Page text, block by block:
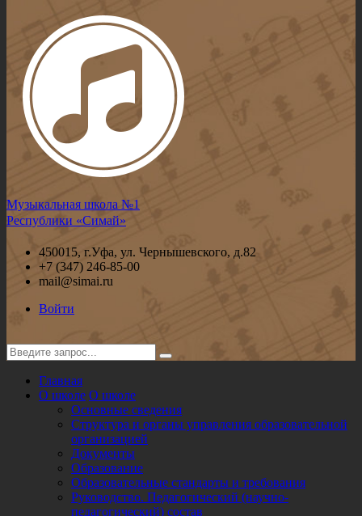
Музыкальная школа №1
Республики «Симай»
450015, г.Уфа, ул. Чернышевского, д.82
+7 (347) 246-85-00
mail@simai.ru
Войти
Главная
О школе О школе
Основные сведения
Структура и органы управления образовательной
организацией
Документы
Образование
Образовательные стандарты и требования
Руководство. Педагогический (научно-
педагогический) состав